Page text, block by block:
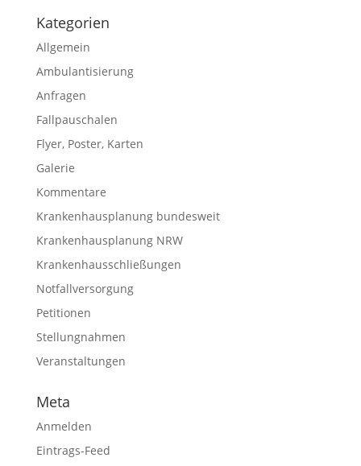
Kategorien
Allgemein
Ambulantisierung
Anfragen
Fallpauschalen
Flyer, Poster, Karten
Galerie
Kommentare
Krankenhausplanung bundesweit
Krankenhausplanung NRW
Krankenhausschließungen
Notfallversorgung
Petitionen
Stellungnahmen
Veranstaltungen
Meta
Anmelden
Eintrags-Feed